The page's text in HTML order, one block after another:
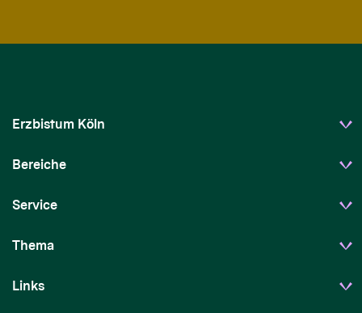
Erzbistum Köln
Bereiche
Service
Thema
Links